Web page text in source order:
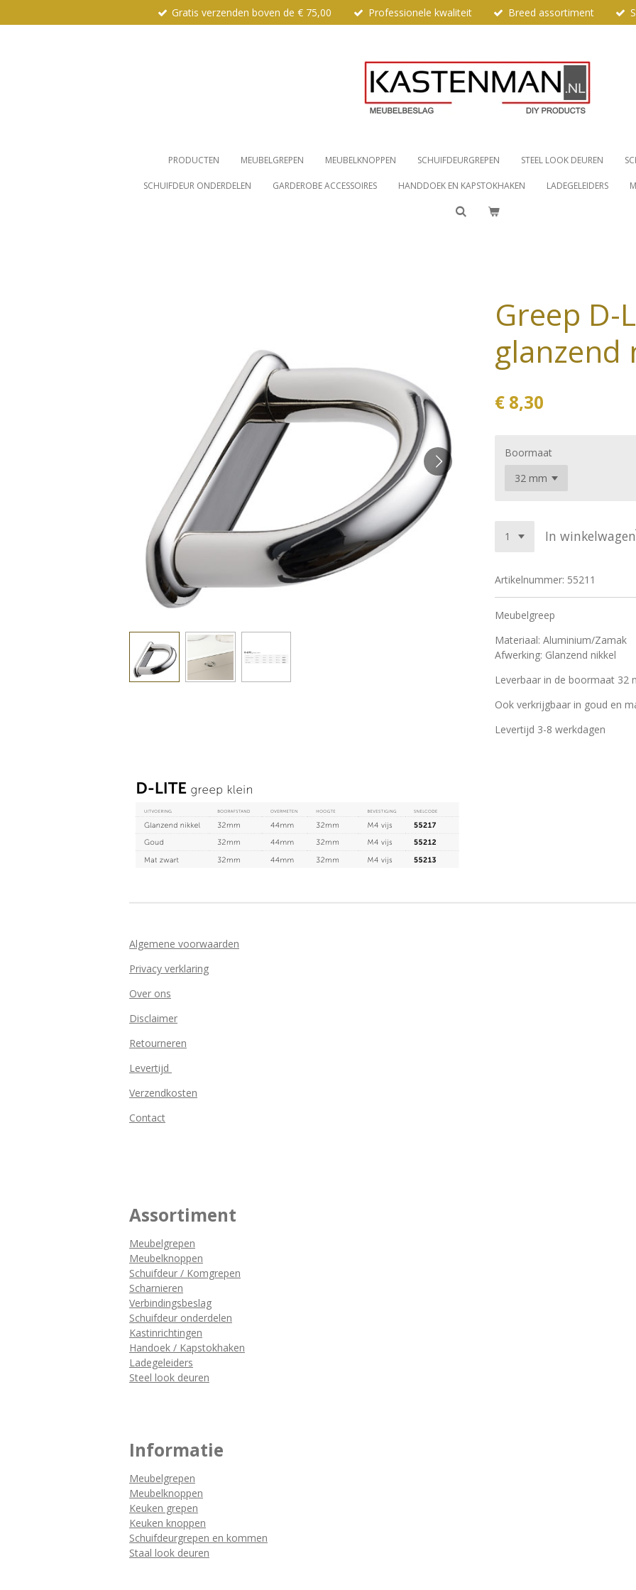
direct
Gratis verzenden boven de € 75,00 Professionele kwaliteit Breed assortiment
PRODUCTEN MEUBELGREPEN MEUBELKNOPPEN SCHUIFDEURGREPEN STEEL LOOK DEUREN
SCHUIFDEUR ONDERDELEN GARDEROBE ACCESSOIRES HANDDOEK EN KAPSTOKHAKEN LADEGELEIDERS
Greep D-
glanzend
€ 8,30
Boormaat
In winkelwagen
Artikelnummer: 55211
Meubelgreep
Materiaal: Aluminium/Zamak
Afwerking: Glanzend nikkel
Leverbaar in de boormaat 32
Ook verkrijgbaar in goud en
Levertijd 3-8 werkdagen
Algemene voorwaarden
Privacy verklaring
Over ons
Disclaimer
Retourneren
Levertijd
Verzendkosten
Contact
Assortiment
Meubelgrepen
Meubelknoppen
Schuifdeur / Komgrepen
Scharnieren
Verbindingsbeslag
Schuifdeur onderdelen
Kastinrichtingen
Handoek / Kapstokhaken
Ladegeleiders
Steel look deuren
Informatie
Meubelgrepen
Meubelknoppen
Keuken grepen
Keuken knoppen
Schuifdeurgrepen en kommen
Staal look deuren